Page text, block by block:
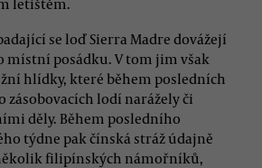
se loď Sierra Madre dovážejí
místní posádku. V tom jim však
hlídky, které během posledních
zásobovacích lodí narážely či
děly. Během posledního
týdne pak čínská stráž údajně
filipínských námořníků,